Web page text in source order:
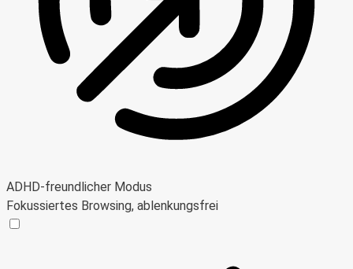
ADHD-freundlicher Modus
Fokussiertes Browsing, ablenkungsfrei